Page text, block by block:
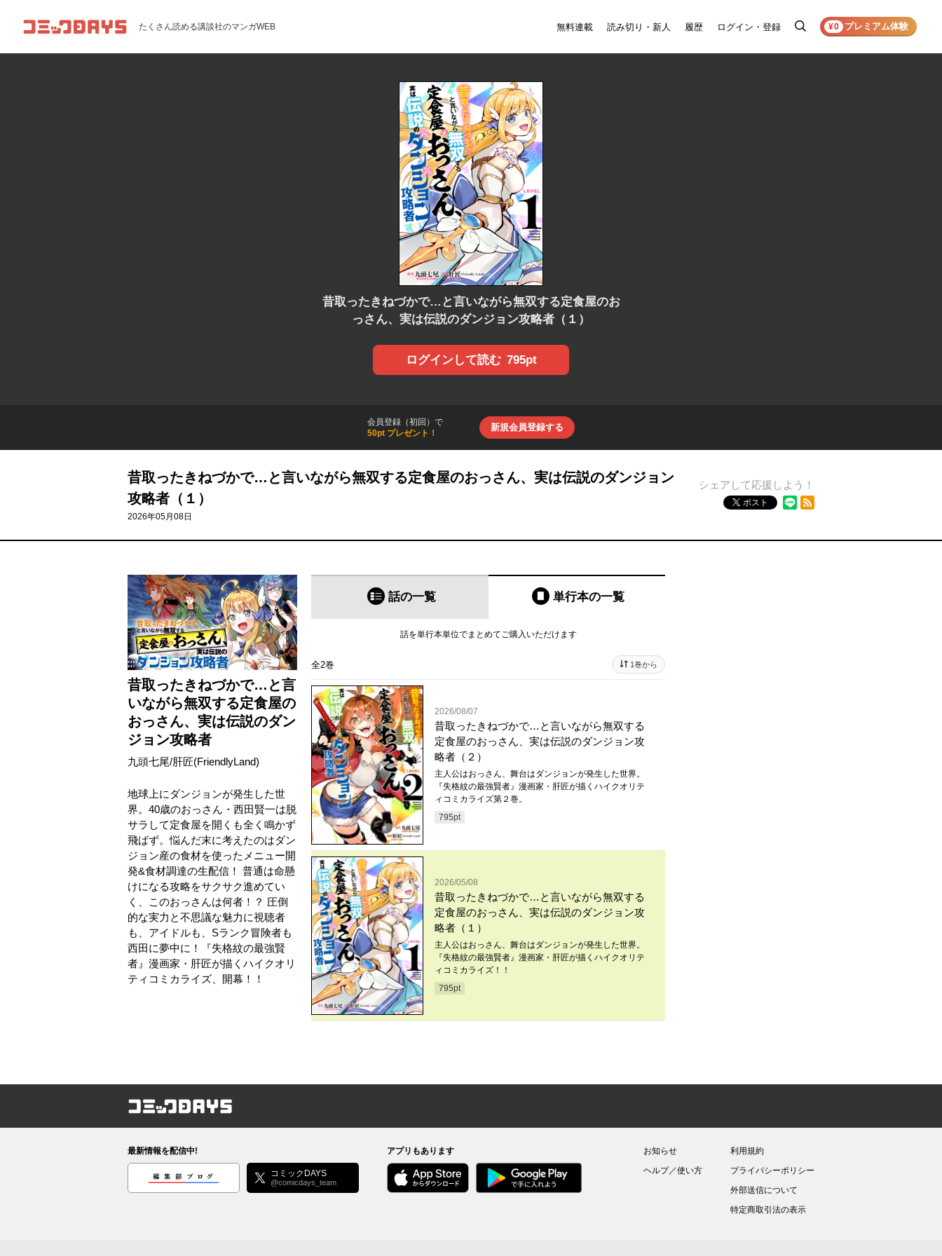
コミックDAYS たくさん読める講談社のマンガWEB 無料連載 読み切り・新人 履歴 ログイン・登録
検
¥0 プレミアム体験
昔取ったきねづかで…と言いながら無双する定食屋のお
っさん、実は伝説のダンジョン攻略者（１）
ログインして読む 795pt
会員登録（初回）で
50pt プレゼント！
新規会員登録する
昔取ったきねづかで…と言いながら無双する定食屋のおっさん、実は伝説のダンジョン
攻略者（１）
2026年05月08日
シェアして応援しよう！
ポスト
昔取ったきねづかで…と言
いながら無双する定食屋の
おっさん、実は伝説のダン
ジョン攻略者
九頭七尾/肝匠(FriendlyLand)
地球上にダンジョンが発生した世
界。40歳のおっさん・西田賢一は脱
サラして定食屋を開くも全く鳴かず
飛ばず。悩んだ末に考えたのはダン
ジョン産の食材を使ったメニュー開
発&食材調達の生配信！ 普通は命懸
けになる攻略をサクサク進めてい
く、このおっさんは何者！？ 圧倒
的な実力と不思議な魅力に視聴者
も、アイドルも、Sランク冒険者も
西田に夢中に！『失格紋の最強賢
者』漫画家・肝匠が描くハイクオリ
ティコミカライズ、開幕！！
話の一覧 単行本の一覧
話を単行本単位でまとめてご購入いただけます
全2巻 1巻から
2026/08/07
昔取ったきねづかで…と言いながら無双する
定食屋のおっさん、実は伝説のダンジョン攻
略者（２）
主人公はおっさん、舞台はダンジョンが発生した世界。
『失格紋の最強賢者』漫画家・肝匠が描くハイクオリテ
ィコミカライズ第２巻。
795pt
2026/05/08
昔取ったきねづかで…と言いながら無双する
定食屋のおっさん、実は伝説のダンジョン攻
略者（１）
主人公はおっさん、舞台はダンジョンが発生した世界。
『失格紋の最強賢者』漫画家・肝匠が描くハイクオリテ
ィコミカライズ！！
795pt
コミックDAYS
最新情報を配信中!
編集部ブログ コミックDAYS
@comicdays_team
アプリもあります
お知らせ
ヘルプ／使い方
利用規約
プライバシーポリシー
外部送信について
特定商取引法の表示